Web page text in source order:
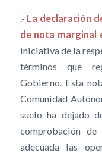
.- La declaración
de nota marginal
iniciativa de la
términos que
Gobierno. Esta
Comunidad
suelo ha dejado
comprobación
adecuada las